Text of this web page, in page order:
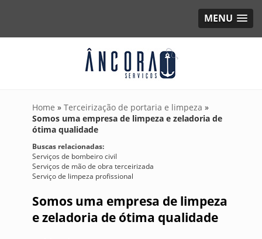
MENU
Home » Terceirização de portaria e limpeza »
Somos uma empresa de limpeza e zeladoria de
ótima qualidade
Buscas relacionadas:
Serviços de bombeiro civil
Serviços de mão de obra terceirizada
Serviço de limpeza profissional
Somos uma empresa de limpeza
e zeladoria de ótima qualidade